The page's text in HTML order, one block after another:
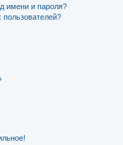
имени и пароля?
пользователей?